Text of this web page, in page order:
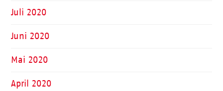
Juli 2020
Juni 2020
Mai 2020
April 2020